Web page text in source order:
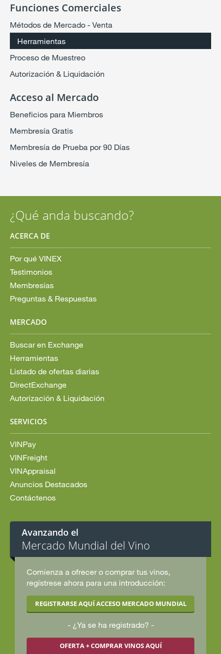
Funciones Comerciales
Métodos de Mercado - Venta
Herramientas
Proceso de Muestreo
Autorización & Liquidación
Acceso al Mercado
Beneficios para Miembros
Membresía Gratis
Membresía de Prueba por 90 Días
Niveles de Membresía
¿Qué anda buscando?
ACERCA DE
Por qué VINEX
Testimonios
Membresías
Preguntas & Respuestas
MERCADO
Buscar en Exchange
Herramientas
Listado de ofertas diarias
DirectExchange
Autorización & Liquidación
SERVICIOS
VINPay
VINFreight
VINAppraisal
Anuncios Destacados
Contáctenos
Avanzando el
Mercado Mundial del Vino
Comienza a ofrecer o comprar tus vinos,
regístrese ahora para una introducción:
REGISTRARSE AQUÍ ACCESO MERCADO MUNDIAL
¿Ya se ha registrado?
OFERTA + COMPRAR VINOS AQUÍ